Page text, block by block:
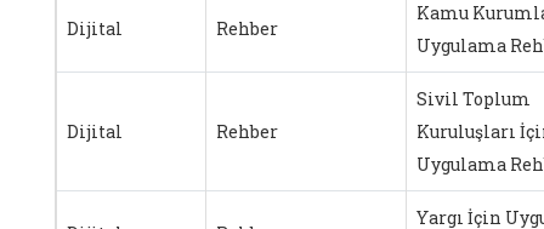
Dijital Rehber
Kamu
Uygulama
Dijital Rehber
Sivil Toplum
Kuruluşları
Uygulama
Yargı İçin